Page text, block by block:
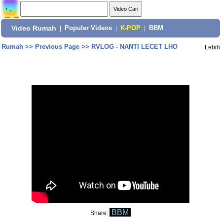
Video Rumah Populer Videos K-POP BBM
Rumah>> Previous Page>> RVLOG - NANTI LECET LHO Lebih
Share: BBM